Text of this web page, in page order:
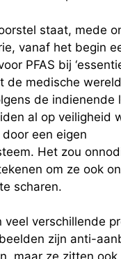
staat, mede
vanaf het begin
PFAS bij
de medische
de indienende
al op veiligheid
een eigen
Het zou
om ze ook
scharen.
veel verschillende
zijn anti-